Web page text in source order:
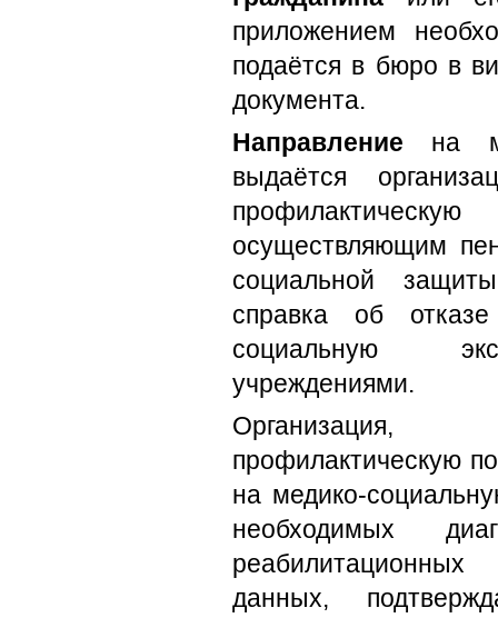
приложением
подаётся в бюро в
документа.
Направление на
выдаётся
осуществляющим
социальной
справка об
социальную
учреждениями.
Организация,
профилактическую
на медико-
необходимых
данных,